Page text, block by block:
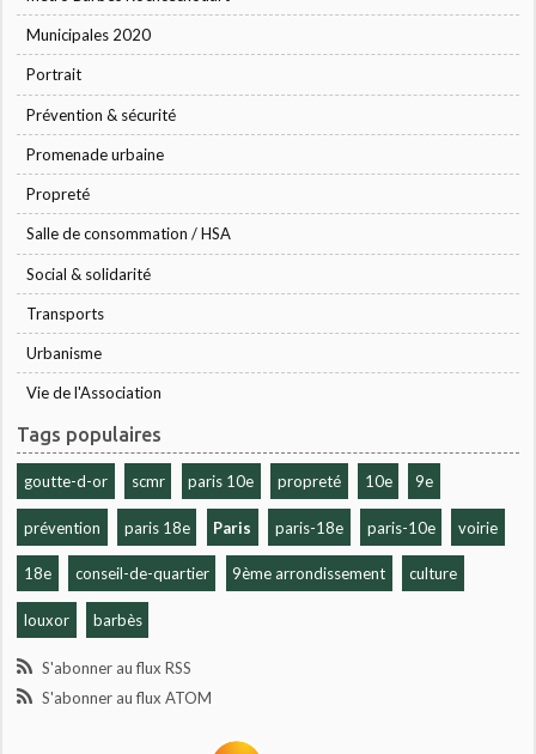
Municipales 2020
Portrait
Prévention & sécurité
Promenade urbaine
Propreté
Salle de consommation / HSA
Social & solidarité
Transports
Urbanisme
Vie de l'Association
Tags populaires
goutte-d-or scmr paris 10e propreté 10e 9e
prévention paris 18e Paris paris-18e paris-10e voirie
18e conseil-de-quartier 9ème arrondissement culture
louxor barbès
S'abonner au flux RSS
S'abonner au flux ATOM